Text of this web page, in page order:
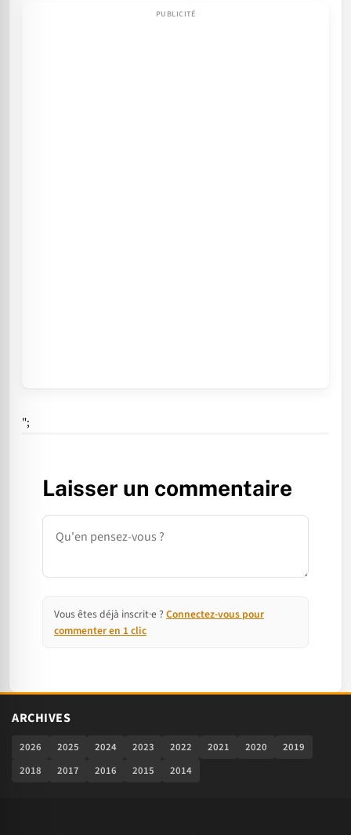
";
Laisser un commentaire
Commentaire
Vous êtes déjà inscrit·e ? Connectez-vous pour
commenter en 1 clic
ARCHIVES
2026 2025 2024 2023 2022 2021 2020
2019
2018
2017 2016 2015 2014